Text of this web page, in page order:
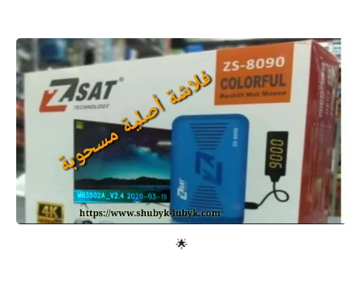
قوالب وشروحات بلوجر
معلومات عامة
🌟